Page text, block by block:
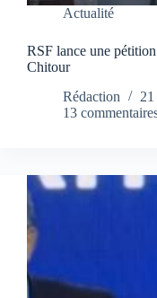
Actualité
RSF lance une
Chitour
Rédaction
13